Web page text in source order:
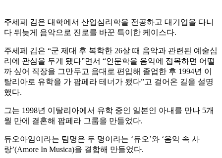
주세페 김은 대학에서 산업심리학을 전공하고 대기업을 다니
다 뒤늦게 음악으로 진로를 바꾼 특이한 케이스다.
주세페 김은 “군 제대 후 복학한 26살 때 음악과 관련된 예술심
리에 관심을 두게 됐다”면서 “인문학을 음악에 접목하면 어떨
까 싶어 직장을 그만두고 음대로 편입해 졸업한 후 1994년 이
탈리아로 유학을 가 팝페라 테너가 됐다”고 걸어온 길을 설명
했다.
그는 1998년 이탈리아에서 유학 중인 일본인 아내를 만나 5개
월 만에 결혼해 팝페라 그룹을 만들었다.
듀오아임이라는 팀명은 두 명이라는 ‘듀오’와 ‘음악 속 사
랑’(Amore In Musica)을 결합해 만들었다.